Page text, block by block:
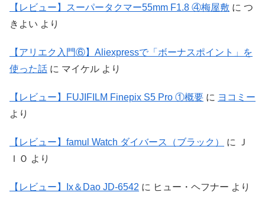
【レビュー】スーパータクマー55mm F1.8 ④梅屋敷 に つ
きよい より
【アリエク入門⑥】Aliexpressで「ボーナスポイント」を
使った話 に マイケル より
【レビュー】FUJIFILM Finepix S5 Pro ①概要 に ヨコミー
より
【レビュー】famul Watch ダイバース（ブラック） に
Ｊ
ＩＯ より
【レビュー】Ix＆Dao JD-6542 に ヒュー・ヘフナー より